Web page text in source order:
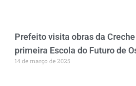
Prefeito visita obras da
primeira Escola do Futuro de
14 de março de 2025